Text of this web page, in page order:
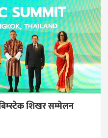
बिम्स्टेक शिखर सम्मेलन